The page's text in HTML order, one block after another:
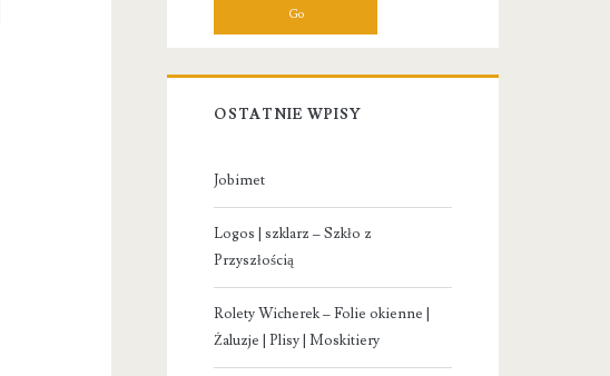
OSTATNIE WPISY
Jobimet
Logos | szklarz – Szkło z
Przyszłością
Rolety Wicherek – Folie okienne |
Żaluzje | Plisy | Moskitiery